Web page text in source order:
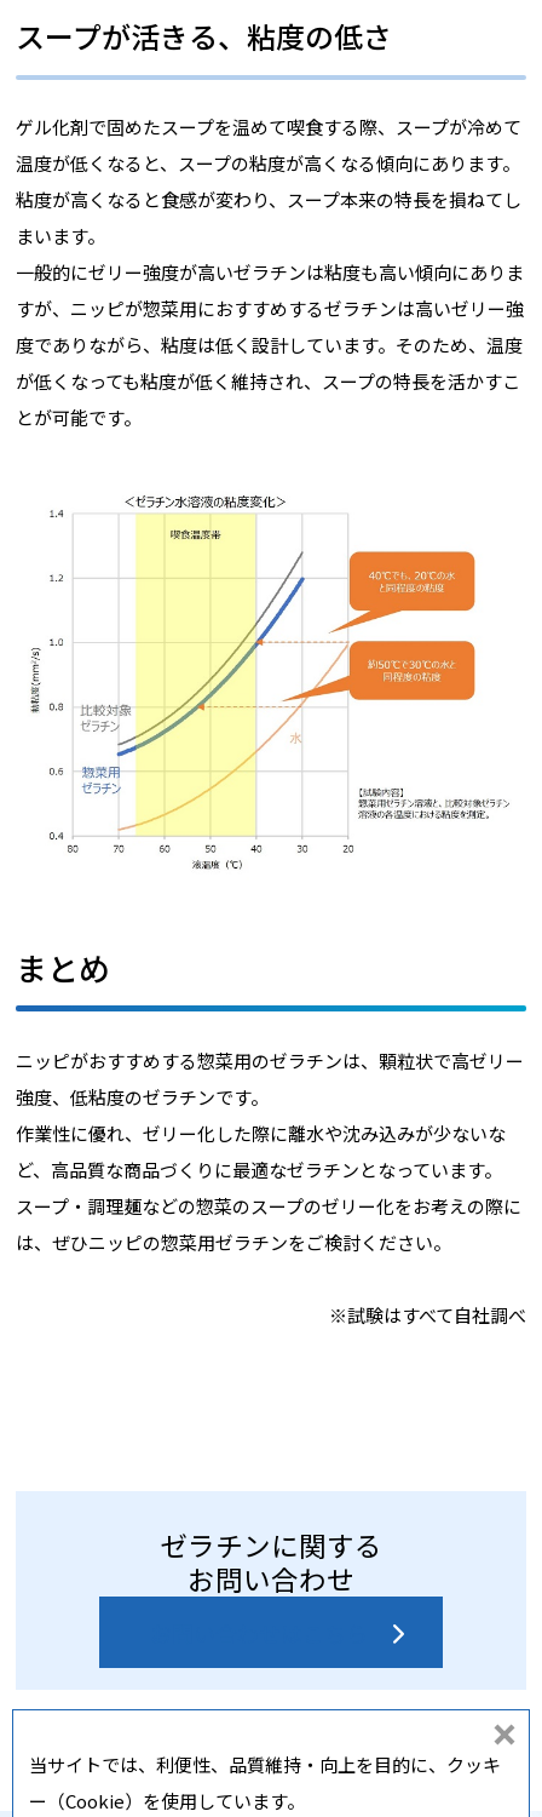
スープが活きる、粘度の低さ
ゲル化剤で固めたスープを温めて喫食する際、スープが冷めて
温度が低くなると、スープの粘度が高くなる傾向にあります。
粘度が高くなると食感が変わり、スープ本来の特長を損ねてし
まいます。
一般的にゼリー強度が高いゼラチンは粘度も高い傾向にありま
すが、ニッピが惣菜用におすすめするゼラチンは高いゼリー強
度でありながら、粘度は低く設計しています。そのため、温度
が低くなっても粘度が低く維持され、スープの特長を活かすこ
とが可能です。
まとめ
ニッピがおすすめする惣菜用のゼラチンは、顆粒状で高ゼリー
強度、低粘度のゼラチンです。
作業性に優れ、ゼリー化した際に離水や沈み込みが少ないな
ど、高品質な商品づくりに最適なゼラチンとなっています。
スープ・調理麺などの惣菜のスープのゼリー化をお考えの際に
は、ぜひニッピの惣菜用ゼラチンをご検討ください。
※試験はすべて自社調べ
ゼラチンに関する
お問い合わせ
当サイトでは、利便性、品質維持・向上を目的に、クッキ
ー（Cookie）を使用しています。
意